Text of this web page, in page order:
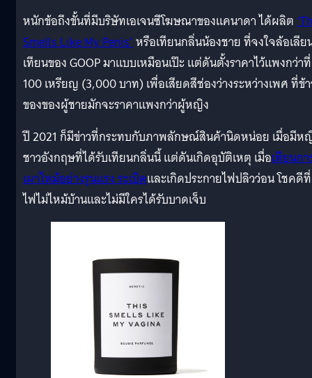
หนักข้อถึงขั้นที่มีบริษัทเอเจนซีโฆษณาของแคนาดา ได้ผลิต
Smells Like My Penis’หรือเทียนกลิ่นน้องชาย ที่จงใจล้อเลีย
เทียนของ GOOP มาแบบเหมือนเป๊ะ แต่ดันตั้งราคาไว้แพงกว่าที่
100 เหรียญ (3,000 บาท) เพื่อเสียดสีช่องว่างระหว่างเพศ ที่ข้
ของของผู้ชายมักจะราคาแพงกว่าผู้หญิง
ปี 2021 ก็มีข่าวที่กระทบกับภาพลักษณ์สินค้านิดหน่อย เมื่อมีห
ชาวอังกฤษที่ได้รับเทียนกลิ่นนี้ แต่ดันเกิดอุบัติเหตุ เมื่อเทียนก
เผาไหม้อย่างรุนแรง ระเบิดและเกิดประกายไฟปลิวว่อน โชคดีที่
ไฟไม่ไหม้บ้านและไม่มีใครได้รับบาดเจ็บ